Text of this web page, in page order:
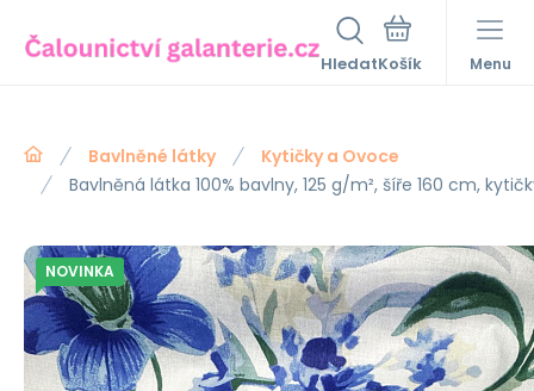
Hledat Menu
Bavlněné látky
Kytičky a Ovoce
Bavlněná látka 100% bavlny, 125 g/m², šíře 160 cm,
NOVINKA